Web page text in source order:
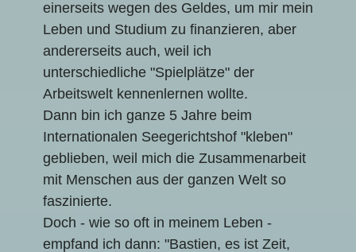
einerseits wegen des Geldes, um mir mein
Leben und Studium zu finanzieren, aber
andererseits auch, weil ich
unterschiedliche "Spielplätze" der
Arbeitswelt kennenlernen wollte.
Dann bin ich ganze 5 Jahre beim
Internationalen Seegerichtshof "kleben"
geblieben, weil mich die Zusammenarbeit
mit Menschen aus der ganzen Welt so
faszinierte.
Doch - wie so oft in meinem Leben -
empfand ich dann: "Bastien, es ist Zeit,